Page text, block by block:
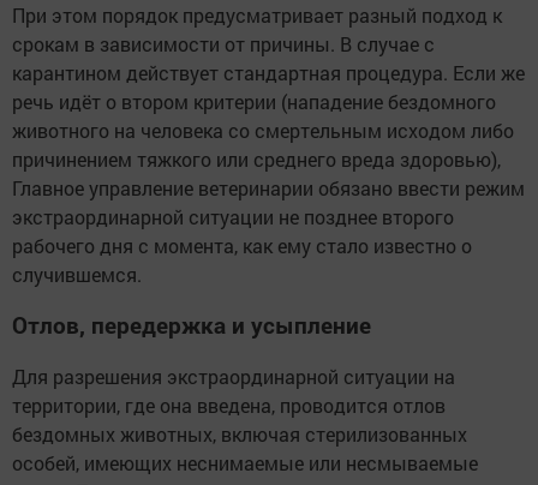
При этом порядок предусматривает разный подход к
срокам в зависимости от причины. В случае с
карантином действует стандартная процедура. Если же
речь идёт о втором критерии (нападение бездомного
животного на человека со смертельным исходом либо
причинением тяжкого или среднего вреда здоровью),
Главное управление ветеринарии обязано ввести режим
экстраординарной ситуации не позднее второго
рабочего дня с момента, как ему стало известно о
случившемся.
Отлов, передержка и усыпление
Для разрешения экстраординарной ситуации на
территории, где она введена, проводится отлов
бездомных животных, включая стерилизованных
особей, имеющих неснимаемые или несмываемые